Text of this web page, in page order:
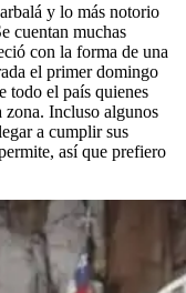
y lo más notorio
cuentan muchas
con la forma de una
el primer domingo
todo el país quienes
zona. Incluso algunos
a cumplir sus
así que prefiero